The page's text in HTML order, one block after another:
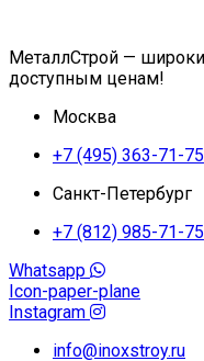
МеталлСтрой —
доступным ценам!
Москва
+7 (495) 363-71-75
Санкт-Петербург
+7 (812) 985-71-75
Whatsapp
Icon-paper-plane
Instagram
info@inoxstroy.ru